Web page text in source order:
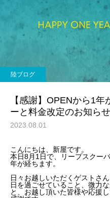
陸ブログ
【感謝】OPENから1
ーと料金改定のお知ら
2023.08.01
こんにちは、新屋です。
本日8月1日で、リープスクー
年が経ちます。
日々お越しいただくゲストさ
日を過ごせていること、微力
と、お越し頂いた皆様や応援